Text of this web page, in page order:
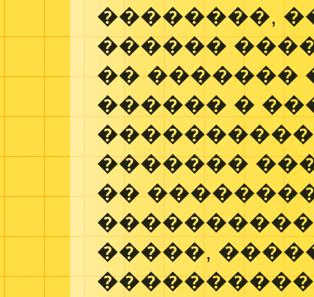
��������,
������
�� �������
������ �
�������
��
�����,